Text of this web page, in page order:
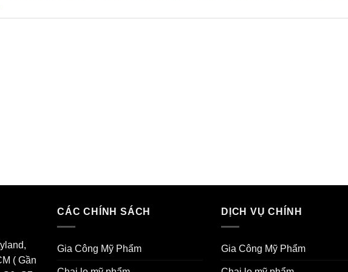
( Gần
CÁC CHÍNH SÁCH
Gia Công Mỹ Phẩm
DỊCH VỤ CHÍNH
Gia Công Mỹ Phẩm